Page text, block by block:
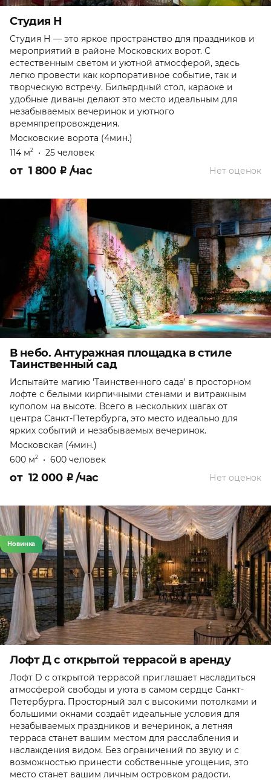
Студия Н
Студия Н — это яркое пространство для праздников и
мероприятий в районе Московских ворот. С
естественным светом и уютной атмосферой, здесь
легко провести как корпоративное событие, так и
творческую встречу. Бильярдный стол, караоке и
удобные диваны делают это место идеальным для
незабываемых вечеринок и уютного
времяпрепровождения.
Московские ворота (4мин.)
114 м2 • 25 человек
Нет оценок
от 1 800 ₽ /час
В небо. Антуражная площадка в стиле
Таинственный сад
Испытайте магию 'Таинственного сада' в просторном
лофте с белыми кирпичными стенами и витражным
куполом на высоте. Всего в нескольких шагах от
центра Санкт-Петербурга, это место идеально для
ярких событий и незабываемых вечеринок.
Московская (4мин.)
600 м2 • 600 человек
Нет оценок
от 12 000 ₽/час
Новинка
Лофт Д с открытой террасой в аренду
Лофт D с открытой террасой приглашает насладиться
атмосферой свободы и уюта в самом сердце Санкт-
Петербурга. Просторный зал с высокими потолками и
большими окнами создаёт идеальные условия для
незабываемых праздников и вечеринок, а летняя
терраса станет вашим местом для расслабления и
наслаждения видом. Без ограничений по звуку и с
возможностью принести собственные угощения, это
место станет вашим личным островком радости.